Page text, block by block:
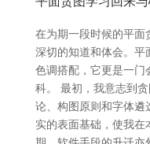
在为期一段时候的平面
深切的知道和体会。平
色调搭配，它更是一门
科。 最初，我意志到
论、构图原则和字体遴
实的表面基础，使我在